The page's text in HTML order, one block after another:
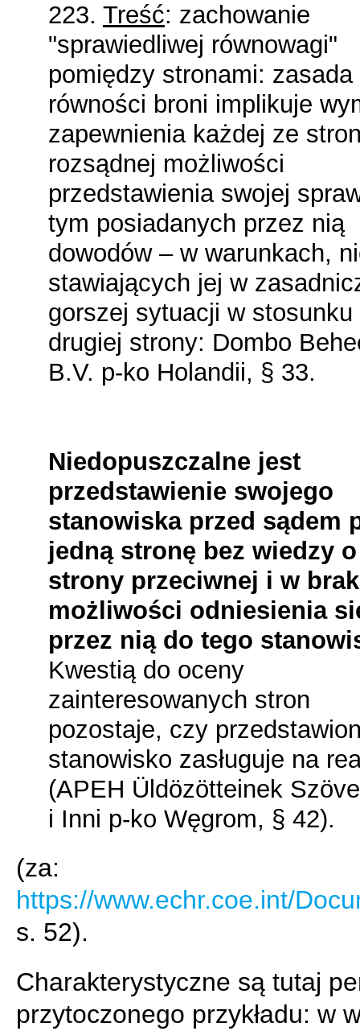
223. Treść: zachowanie
"sprawiedliwej równowagi"
pomiędzy stronami: zasada
równości broni implikuje
zapewnienia każdej ze
rozsądnej możliwości
przedstawienia swojej
tym posiadanych przez nią
dowodów – w warunkach,
stawiających jej w
gorszej sytuacji w stosunku
drugiej strony: Dombo
B.V. p-ko Holandii, § 33.
Niedopuszczalne jest
przedstawienie swojego
stanowiska przed sądem
jedną stronę bez wiedzy
strony przeciwnej i w
możliwości odniesienia
przez nią do tego
Kwestią do oceny
zainteresowanych stron
pozostaje, czy
stanowisko zasługuje na
(APEH Üldözötteinek
i Inni p-ko Węgrom, § 42).
(za:
https://www.echr.coe.int/
s. 52).
Charakterystyczne są tutaj
przytoczonego przykładu: w